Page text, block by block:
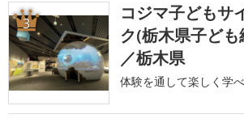
3
コジマ子どもサ
ク(栃木県子ど
／栃木県
体験を通して楽しく学